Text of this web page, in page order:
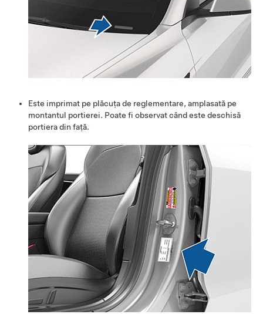
Este imprimat pe plăcuța de reglementare, amplasată pe
montantul portierei. Poate fi observat când este deschisă
portiera din față.